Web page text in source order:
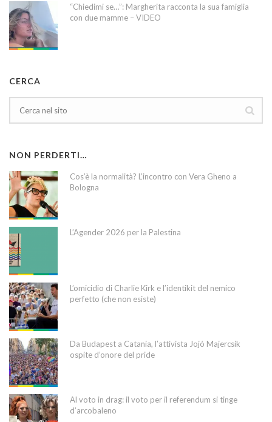
“Chiedimi se…”: Margherita racconta la sua famiglia
con due mamme – VIDEO
CERCA
NON PERDERTI…
Cos’è la normalità? L’incontro con Vera Gheno a
Bologna
L’Agender 2026 per la Palestina
L’omicidio di Charlie Kirk e l’identikit del nemico
perfetto (che non esiste)
Da Budapest a Catania, l’attivista Jojó Majercsik
ospite d’onore del pride
Al voto in drag: il voto per il referendum si tinge
d’arcobaleno